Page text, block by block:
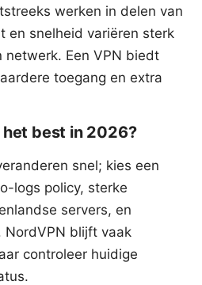
werken in delen van
en snelheid variëren sterk
netwerk. Een VPN biedt
toegang en extra
best in 2026?
snel; kies een
logs policy, sterke
servers, en
NordVPN blijft vaak
controleer huidige